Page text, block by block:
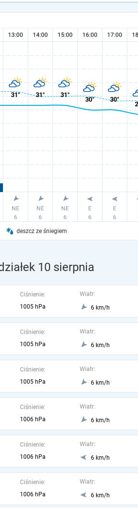
deszcz ze śniegiem
10 sierpnia
Ciśnienie:
1005 hPa
Wiatr:
6 km/h
Ciśnienie:
1005 hPa
Wiatr:
6 km/h
Ciśnienie:
1005 hPa
Wiatr:
6 km/h
Ciśnienie:
1006 hPa
Wiatr:
6 km/h
Ciśnienie:
1006 hPa
Wiatr:
6 km/h
Ciśnienie:
1006 hPa
Wiatr:
6 km/h